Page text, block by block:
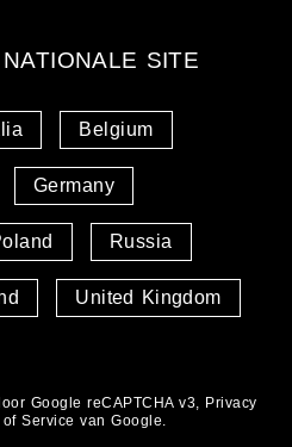
SITE
Belgium
Germany
Russia
United Kingdom
Google reCAPTCHA v3, Privacy
of Service van Google.